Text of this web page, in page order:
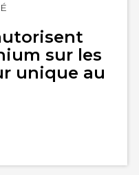
sur les
unique au